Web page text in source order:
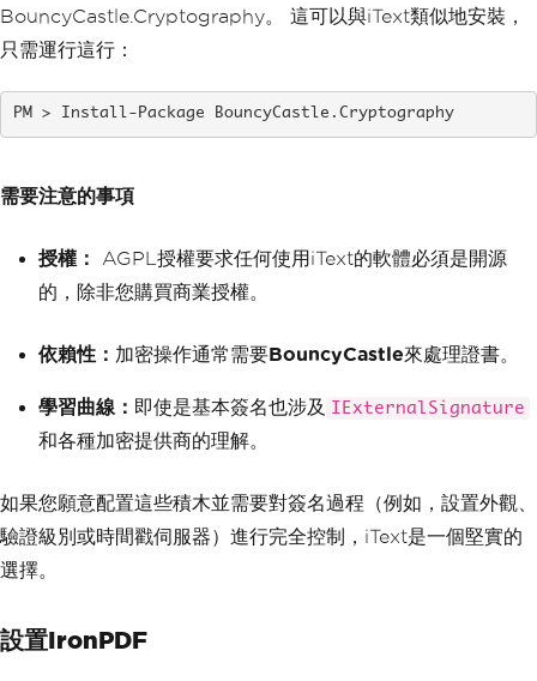
BouncyCastle.Cryptography。 這可以與iText類似地安裝，
只需運行這行：
Install-Package BouncyCastle.Cryptography
需要注意的事項
授權：
AGPL授權要求任何使用iText的軟體必須是開源
的，除非您購買商業授權。
依賴性： 加密操作通常需要BouncyCastle來處理證書。
學習曲線： 即使是基本簽名也涉及 IExternalSignature
和各種加密提供商的理解。
如果您願意配置這些積木並需要對簽名過程（例如，設置外觀、
驗證級別或時間戳伺服器）進行完全控制，iText是一個堅實的
選擇。
設置IronPDF